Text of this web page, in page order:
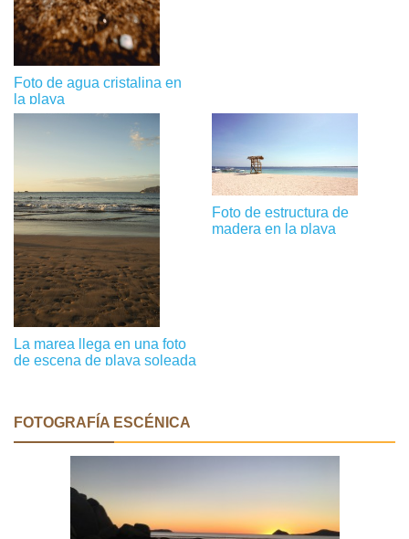
Foto de agua cristalina en
la playa
La marea llega en una foto
de escena de playa soleada
Foto de estructura de
madera en la playa
FOTOGRAFÍA ESCÉNICA